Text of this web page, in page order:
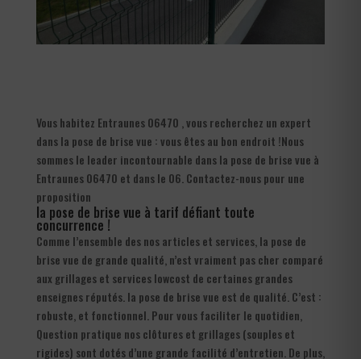
Vous habitez Entraunes 06470 , vous recherchez un expert
dans la pose de brise vue : vous êtes au bon endroit !Nous
sommes le leader incontournable dans la pose de brise vue à
Entraunes 06470 et dans le 06. Contactez-nous pour une
proposition
la pose de brise vue à tarif défiant toute
concurrence !
Comme l’ensemble des nos articles et services, la pose de
brise vue de grande qualité, n’est vraiment pas cher comparé
aux grillages et services lowcost de certaines grandes
enseignes réputés. la pose de brise vue est de qualité. C’est :
robuste, et fonctionnel. Pour vous faciliter le quotidien,
Question pratique nos clôtures et grillages (souples et
rigides) sont dotés d’une grande facilité d’entretien. De plus,